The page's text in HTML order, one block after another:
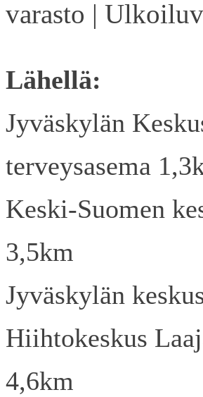
varasto |
Lähellä:
Jyväskylän
terveysasema
Keski-Suomen
3,5km
Jyväskylän
Hiihtokeskus
4,6km